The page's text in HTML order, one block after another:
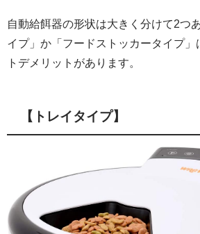
自動給餌器の形状は大きく分けて2つ
イプ」か「フードストッカータイプ」
トデメリットがあります。
【トレイタイプ】